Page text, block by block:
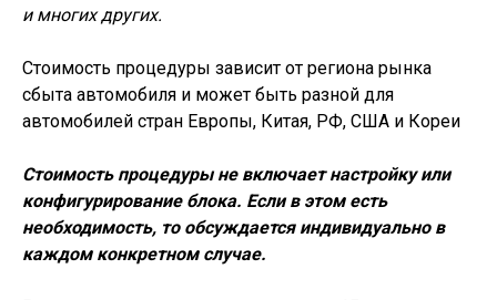
и многих других.
Стоимость процедуры зависит от региона рынка
сбыта автомобиля и может быть разной для
автомобилей стран Европы, Китая, РФ, США и Кореи
Стоимость процедуры не включает настройку или
конфигурирование блока. Если в этом есть
необходимость, то обсуждается индивидуально в
каждом конкретном случае.